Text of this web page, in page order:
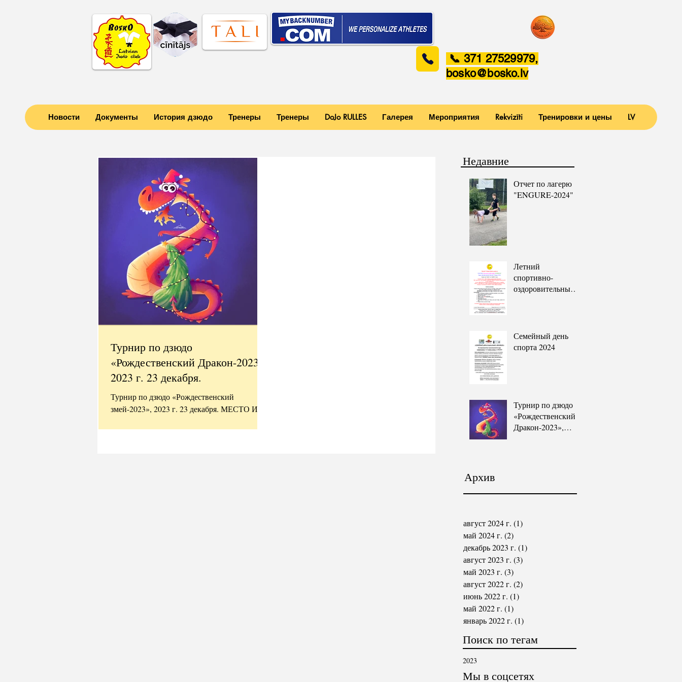
📞 371 27529979,
bosko@bosko.lv
Новости Документы История дзюдо Тренеры Тренеры DoJo RULLES Галерея Мероприятия Rekvizīti Тренировки и цены LV
Турнир по дзюдо
«Рождественский Дракон-2023»,
2023 г. 23 декабря.
Турнир по дзюдо «Рождественский
змей-2023», 2023 г. 23 декабря. МЕСТО И
Недавние
Отчет по лагерю
"ENGURE-2024"
Летний
спортивно-
оздоровительный
Семейный день
спорта 2024
Турнир по дзюдо
«Рождественский
Дракон-2023»,
Архив
август 2024 г. (1)
май 2024 г. (2)
декабрь 2023 г. (1)
август 2023 г. (3)
май 2023 г. (3)
август 2022 г. (2)
июнь 2022 г. (1)
май 2022 г. (1)
январь 2022 г. (1)
Поиск по тегам
2023
Мы в соцсетях